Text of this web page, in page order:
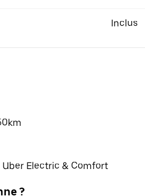
Inclus
Uber Electric & Comfort
?